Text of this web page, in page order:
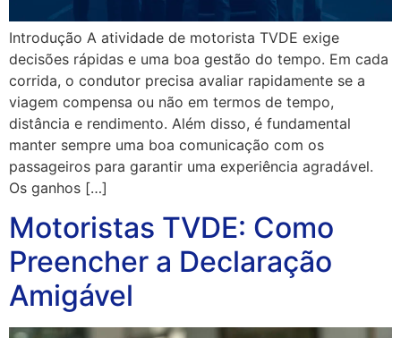
Introdução A atividade de motorista TVDE exige
decisões rápidas e uma boa gestão do tempo. Em cada
corrida, o condutor precisa avaliar rapidamente se a
viagem compensa ou não em termos de tempo,
distância e rendimento. Além disso, é fundamental
manter sempre uma boa comunicação com os
passageiros para garantir uma experiência agradável.
Os ganhos […]
Motoristas TVDE: Como
Preencher a Declaração
Amigável